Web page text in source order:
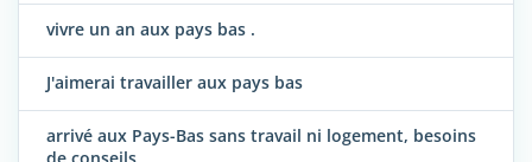
vivre un an aux pays bas .
J'aimerai travailler aux pays bas
arrivé aux Pays-Bas sans travail ni logement, besoins